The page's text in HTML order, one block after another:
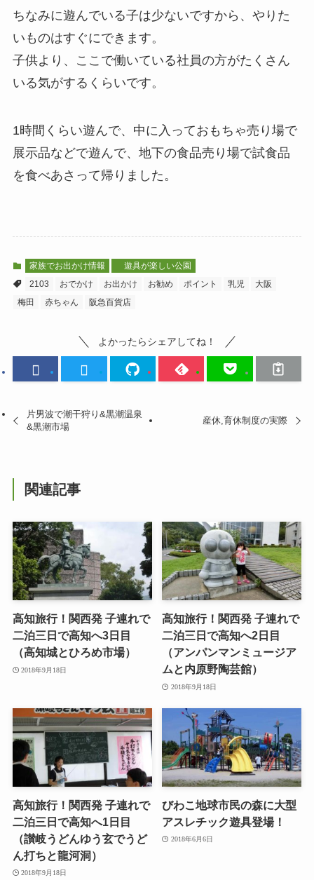
ちなみに遊んでいる子は少ないですから、やりた
いものはすぐにできます。
子供より、ここで働いている社員の方がたくさん
いる気がするくらいです。
1時間くらい遊んで、中に入っておもちゃ売り場で
展示品などで遊んで、地下の食品売り場で試食品
を食べあさって帰りました。
家族でお出かけ情報
遊具が楽しい公園
2103
おでかけ お出かけ お勧め ポイント 乳児
大阪
梅田
赤ちゃん 阪急百貨店
よかったらシェアしてね！
片男波で潮干狩り&黒潮温泉
&黒潮市場
産休,育休制度の実際
関連記事
高知旅行！関西発 子連れで
二泊三日で高知へ3日目
（高知城とひろめ市場）
2018年9月18日
高知旅行！関西発 子連れで
二泊三日で高知へ2日目
（アンパンマンミュージア
ムと内原野陶芸館）
2018年9月18日
高知旅行！関西発 子連れで
二泊三日で高知へ1日目
（讃岐うどんゆう玄でうど
ん打ちと龍河洞）
2018年9月18日
びわこ地球市民の森に大型
アスレチック遊具登場！
2018年6月6日